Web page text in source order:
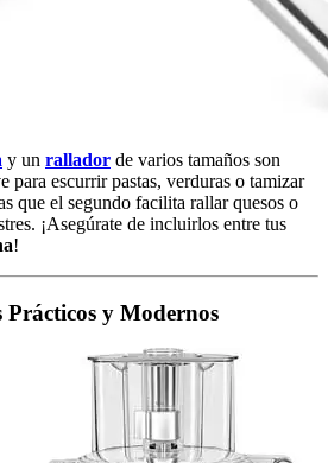
y un rallador de varios tamaños son
para escurrir pastas, verduras o tamizar
que el segundo facilita rallar quesos o
¡Asegúrate de incluirlos entre tus
!
Prácticos y Modernos